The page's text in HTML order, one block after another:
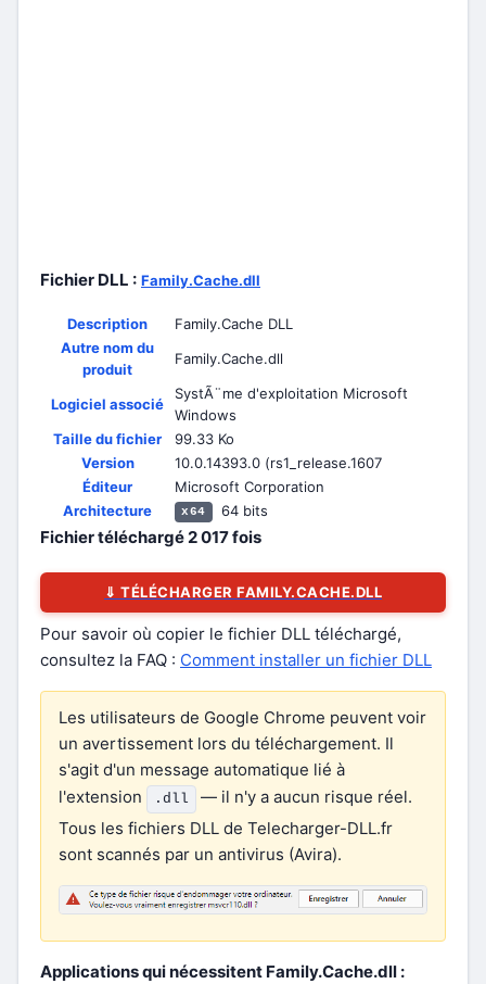
Fichier DLL : Family.Cache.dll
Description
Family.Cache DLL
Autre nom du
produit
Family.Cache.dll
Logiciel associé
SystÃ¨me d'exploitation Microsoft
Windows
Taille du fichier
99.33 Ko
Version
10.0.14393.0 (rs1_release.1607
Éditeur
Microsoft Corporation
Architecture
x64 64 bits
Fichier téléchargé2 017fois
⇓ TÉLÉCHARGER FAMILY.CACHE.DLL
Pour savoir où copier le fichier DLL téléchargé,
consultez la FAQ : Comment installer un fichier DLL
Les utilisateurs de Google Chrome peuvent voir
un avertissement lors du téléchargement. Il
s'agit d'un message automatique lié à
l'extension
.dll
— il n'y a aucun risque réel.
Tous les fichiers DLL de Telecharger-DLL.fr
sont scannés par un antivirus (Avira).
Applications qui nécessitent Family.Cache.dll :